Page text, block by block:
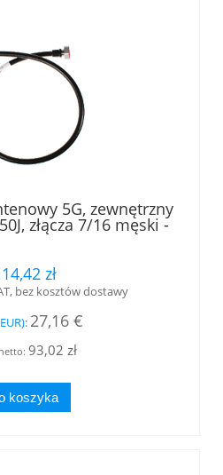
5G, zewnętrzny
złącza 7/16 męski -
LOW PIM, RFS
zł
bez kosztów dostawy
27,16 €
93,02 zł
koszyka